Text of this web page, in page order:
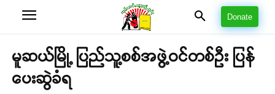
Donate
မူဆယ်မြို့ ပြည်သူ့စစ်အဖွဲ့ဝင်တစ်ဦး ပြန်
ပေးဆွဲခံရ